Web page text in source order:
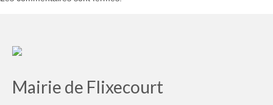
Mairie de Flixecourt